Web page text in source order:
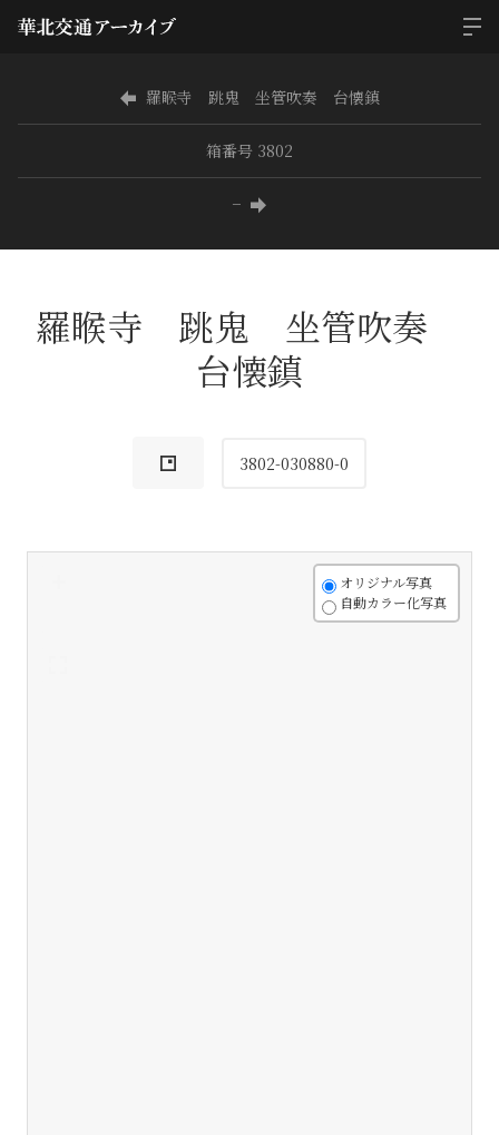
羅睺寺 跳鬼 坐管吹奏 台懐鎮
箱番号 3802
−
羅睺寺 跳鬼 坐管吹奏
台懐鎮
3802-030880-0
オリジナル写真
自動カラー化写真